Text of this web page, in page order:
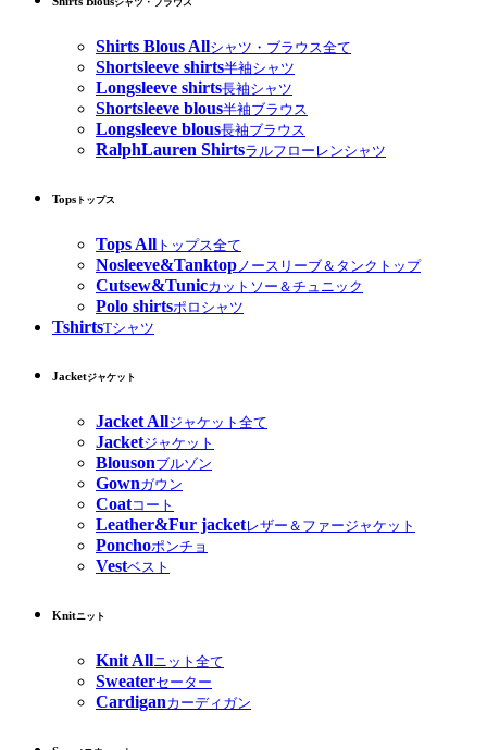
シャツ・ブラウス
Shirts Blous Allシャツ・ブラウス全て
Shortsleeve shirts半袖シャツ
Longsleeve shirts長袖シャツ
Shortsleeve blous半袖ブラウス
Longsleeve blous長袖ブラウス
RalphLauren Shirtsラルフローレンシャツ
Tops トップス
Tops All トップス全て
Nosleeve&Tanktopノースリーブ＆タンクトップ
Cutsew&Tunicカットソー＆チュニック
Polo shirtsポロシャツ
TshirtsTシャツ
Jacketジャケット
Jacket Allジャケット全て
Jacketジャケット
Blousonブルゾン
Gownガウン
Coatコート
Leather&Fur jacketレザー＆ファージャケット
Ponchoポンチョ
Vestベスト
Knitニット
Knit Allニット全て
Sweaterセーター
Cardiganカーディガン